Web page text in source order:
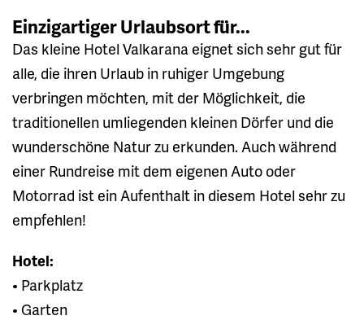
Einzigartiger Urlaubsort für...
Das kleine Hotel Valkarana eignet sich sehr gut für
alle, die ihren Urlaub in ruhiger Umgebung
verbringen möchten, mit der Möglichkeit, die
traditionellen umliegenden kleinen Dörfer und die
wunderschöne Natur zu erkunden. Auch während
einer Rundreise mit dem eigenen Auto oder
Motorrad ist ein Aufenthalt in diesem Hotel sehr zu
empfehlen!
Hotel:
• Parkplatz
• Garten